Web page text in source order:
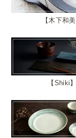
木下和美
Shiki